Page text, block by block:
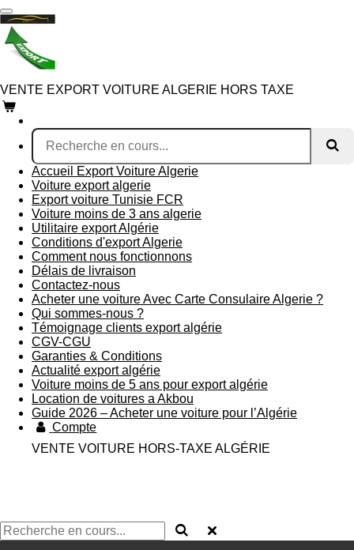
Passer
au
contenu
principal
VENTE EXPORT VOITURE ALGERIE HORS TAXE
Accueil Export Voiture Algerie
Voiture export algerie
Export voiture Tunisie FCR
Voiture moins de 3 ans algerie
Utilitaire export Algérie
Conditions d'export Algerie
Comment nous fonctionnons
Délais de livraison
Contactez-nous
Acheter une voiture Avec Carte Consulaire Algerie ?
Qui sommes-nous ?
Témoignage clients export algérie
CGV-CGU
Garanties & Conditions
Actualité export algérie
Voiture moins de 5 ans pour export algérie
Location de voitures a Akbou
Guide 2026 – Acheter une voiture pour l’Algérie
Compte
VENTE VOITURE HORS-TAXE ALGÉRIE